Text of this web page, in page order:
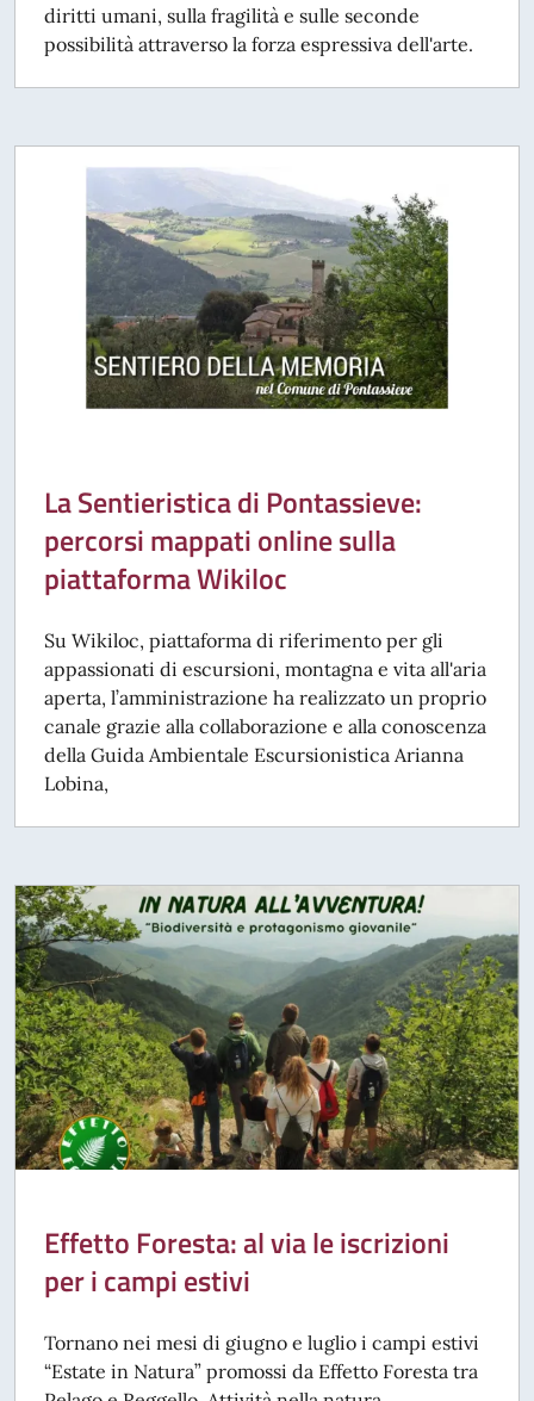
diritti umani, sulla fragilità e sulle seconde
possibilità attraverso la forza espressiva dell'arte.
La Sentieristica di Pontassieve:
percorsi mappati online sulla
piattaforma Wikiloc
Su Wikiloc, piattaforma di riferimento per gli
appassionati di escursioni, montagna e vita all'aria
aperta, l’amministrazione ha realizzato un proprio
canale grazie alla collaborazione e alla conoscenza
della Guida Ambientale Escursionistica Arianna
Lobina,
Effetto Foresta: al via le iscrizioni
per i campi estivi
Tornano nei mesi di giugno e luglio i campi estivi
“Estate in Natura” promossi da Effetto Foresta tra